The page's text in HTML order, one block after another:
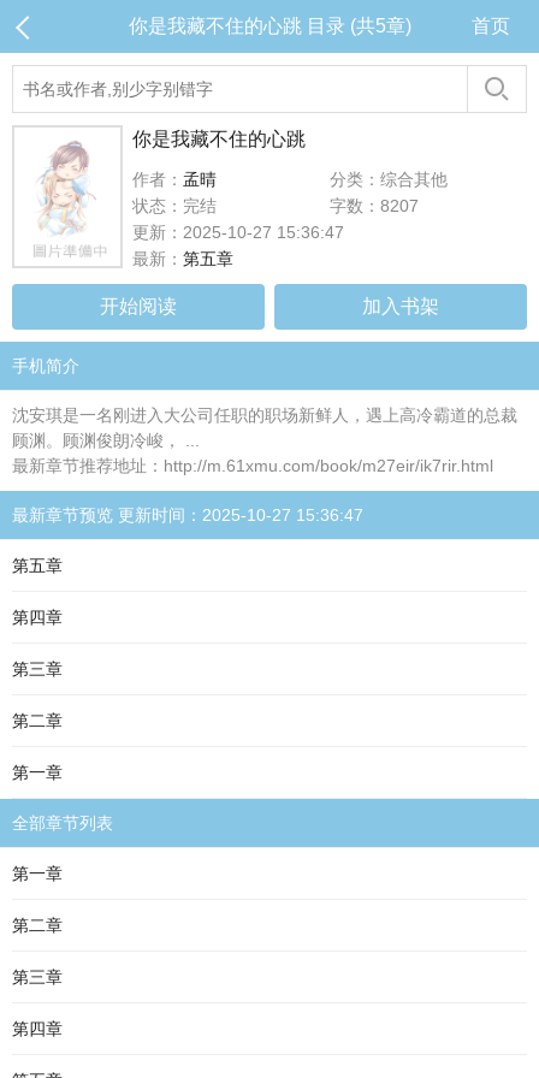
你是我藏不住的心跳 目录 (共5章) 首页
你是我藏不住的心跳
作者： 孟晴
分类：综合其他
状态：完结
字数：8207
更新：2025-10-27 15:36:47
最新： 第五章
开始阅读 加入书架
手机简介
沈安琪是一名刚进入大公司任职的职场新鲜人，遇上高冷霸道的总裁
顾渊。顾渊俊朗冷峻， ...
最新章节推荐地址：http://m.61xmu.com/book/m27eir/ik7rir.html
最新章节预览 更新时间：2025-10-27 15:36:47
第五章
第四章
第三章
第二章
第一章
全部章节列表
第一章
第二章
第三章
第四章